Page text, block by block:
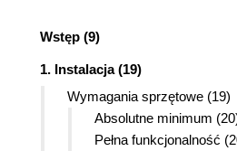
Wstęp (9)
1. Instalacja (19)
Wymagania sprzętowe (19)
Absolutne minimum
Pełna funkcjonalność